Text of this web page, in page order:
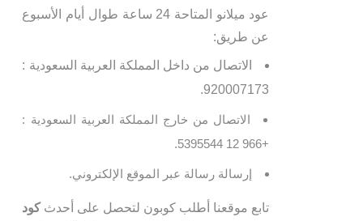
عود ميلانو المتاحة 24 ساعة طوال أيام الأسبوع
عن طريق:
الاتصال من داخل المملكة العربية السعودية :
920007173.
الاتصال من خارج المملكة العربية السعودية :
+966 12 5395544.
إرسالة رسالة عبر الموقع الإلكتروني.
تابع موقعنا أطلب كوبون لتحصل على أحدثكود